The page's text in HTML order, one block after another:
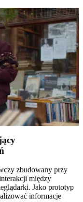
zbudowany przy
między
Jako prototyp
informacje